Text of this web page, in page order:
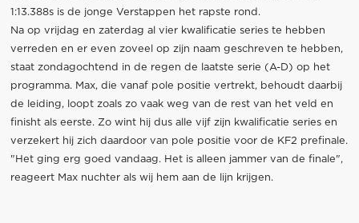
1:13.388s is de jonge Verstappen het rapste rond.
Na op vrijdag en zaterdag al vier kwalificatie series te hebben
verreden en er even zoveel op zijn naam geschreven te hebben,
staat zondagochtend in de regen de laatste serie (A-D) op het
programma. Max, die vanaf pole positie vertrekt, behoudt daarbij
de leiding, loopt zoals zo vaak weg van de rest van het veld en
finisht als eerste. Zo wint hij dus alle vijf zijn kwalificatie series en
verzekert hij zich daardoor van pole positie voor de KF2 prefinale.
"Het ging erg goed vandaag. Het is alleen jammer van de finale",
reageert Max nuchter als wij hem aan de lijn krijgen.